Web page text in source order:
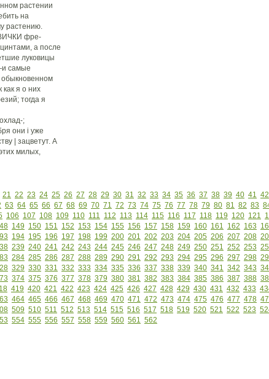
растении
на
растению.
фре-
а после
луковицы
самые
обыкновенном
я о них
тогда я
;
они i уже
| зацветут. А
милых,
21 22 23 24 25 26 27 28 29 30 31 32 33 34 35 36 37 38 39 40 41 42
63 64 65 66 67 68 69 70 71 72 73 74 75 76 77 78 79 80 81 82 83
106 107 108 109 110 111 112 113 114 115 116 117 118 119 120 121
149 150 151 152 153 154 155 156 157 158 159 160 161 162 163
194 195 196 197 198 199 200 201 202 203 204 205 206 207 208
239 240 241 242 243 244 245 246 247 248 249 250 251 252 253
284 285 286 287 288 289 290 291 292 293 294 295 296 297 298
329 330 331 332 333 334 335 336 337 338 339 340 341 342 343
374 375 376 377 378 379 380 381 382 383 384 385 386 387 388
419 420 421 422 423 424 425 426 427 428 429 430 431 432 433
464 465 466 467 468 469 470 471 472 473 474 475 476 477 478
509 510 511 512 513 514 515 516 517 518 519 520 521 522 523
554 555 556 557 558 559 560 561 562